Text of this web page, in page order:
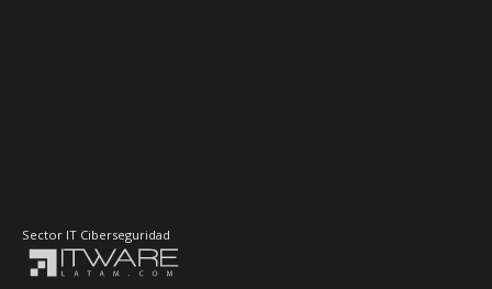
Sector IT Ciberseguridad